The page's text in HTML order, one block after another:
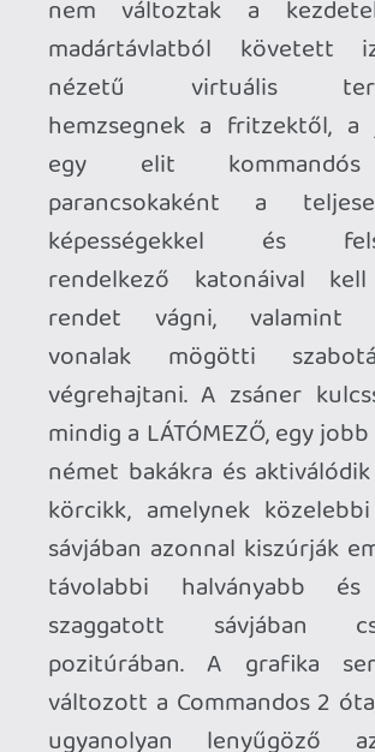
de ne számítson senki túl nagy
wasistdasra, közelre zoomolva még csak
szépnek sem nevezném a játékot és az
animációk is csak az szükséges
minimumot hozzák. Szerencsére soha
nem kell annyira ráközelítenünk az
eseményekre, hogy ez szembetűnő
legyen, a jól megszokott távolabbi
nézőpontból meg simán hozza az
műfajtól elvárt minőséget. Aminek
egyáltalán nincs magas ára, a
meglehetősen elavultGeForce RTX
2080Ti
-vel mindent maximumra tekerve
is kényelmesen hozta 60-80
képkocka/másodperces értéket a
fentebb említett felbontáson (de
boomerek is próbálkozhatnak céges
notival, hiszen a minimum gépigény egy
4. generációs i5és egy tíz évesGeforce
GTX 970). A kémények füstölnek, a
kikötőben sirályok repkednek, a
tócsákban megcsillannak a napsugarak, a
zászlók lengedeznek, a tetőkön található
üvegablakokon át lehet látni, a civilek
ügyes-bajos dolgaikkal